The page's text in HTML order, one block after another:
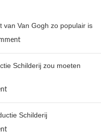
van Van Gogh zo populair is
Schilderij zou moeten
Schilderij